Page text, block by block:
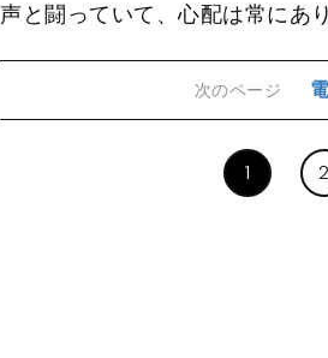
声と闘っていて、心配は常にあ
次のページ
1 2